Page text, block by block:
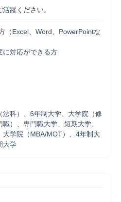
躍ください。
（Excel、Word、PowerPointな
に対応ができる方
法科）、6年制大学、大学院（修
）、専門職大学、短期大学、
学院（MBA/MOT）、4年制大
大学